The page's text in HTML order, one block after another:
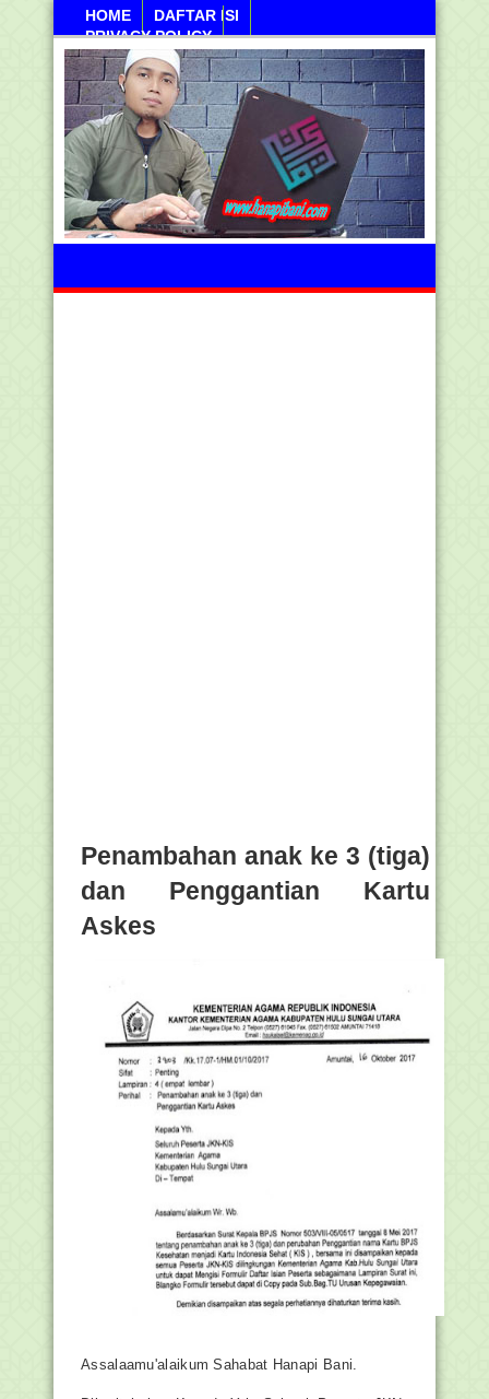
HOME
DAFTAR ISI
PRIVACY POLICY
Kamis, 06 Agustus 2026
Penambahan anak ke 3 (tiga)
dan Penggantian Kartu
Askes
Assalaamu'alaikum Sahabat Hanapi Bani.